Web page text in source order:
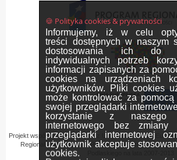
🍪 Polityka cookies & prywatności
Informujemy, iż w celu
treści dostępnych w naszym
dostosowania ich do
indywidualnych potrzeb
informacji zapisanych za
cookies na urządzeniach
użytkowników. Pliki cookies
może kontrolować za pomocą
swojej przeglądarki
korzystanie z naszego
internetowego bez zmiany
przeglądarki internetowej
użytkownik akceptuje
cookies.
Projekt współfinansowany przez Unię Europejską z
Regionalnego w ramach Regionalnego Programu